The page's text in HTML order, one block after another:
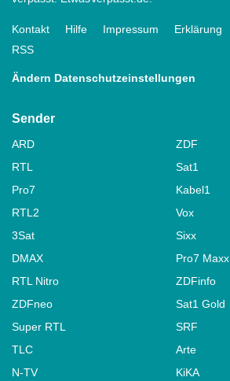
Kontakt Hilfe Impressum Erklärung
RSS
Ändern Datenschutzeinstellungen
Sender
ARD
ZDF
RTL
Sat1
Pro7
Kabel1
RTL2
Vox
3Sat
Sixx
DMAX
Pro7 Maxx
RTL Nitro
ZDFinfo
ZDFneo
Sat1 Gold
Super RTL
SRF
TLC
Arte
N-TV
KiKA